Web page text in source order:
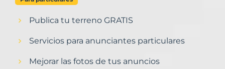
Publica tu terreno GRATIS
Servicios para anunciantes particulares
Mejorar las fotos de tus anuncios